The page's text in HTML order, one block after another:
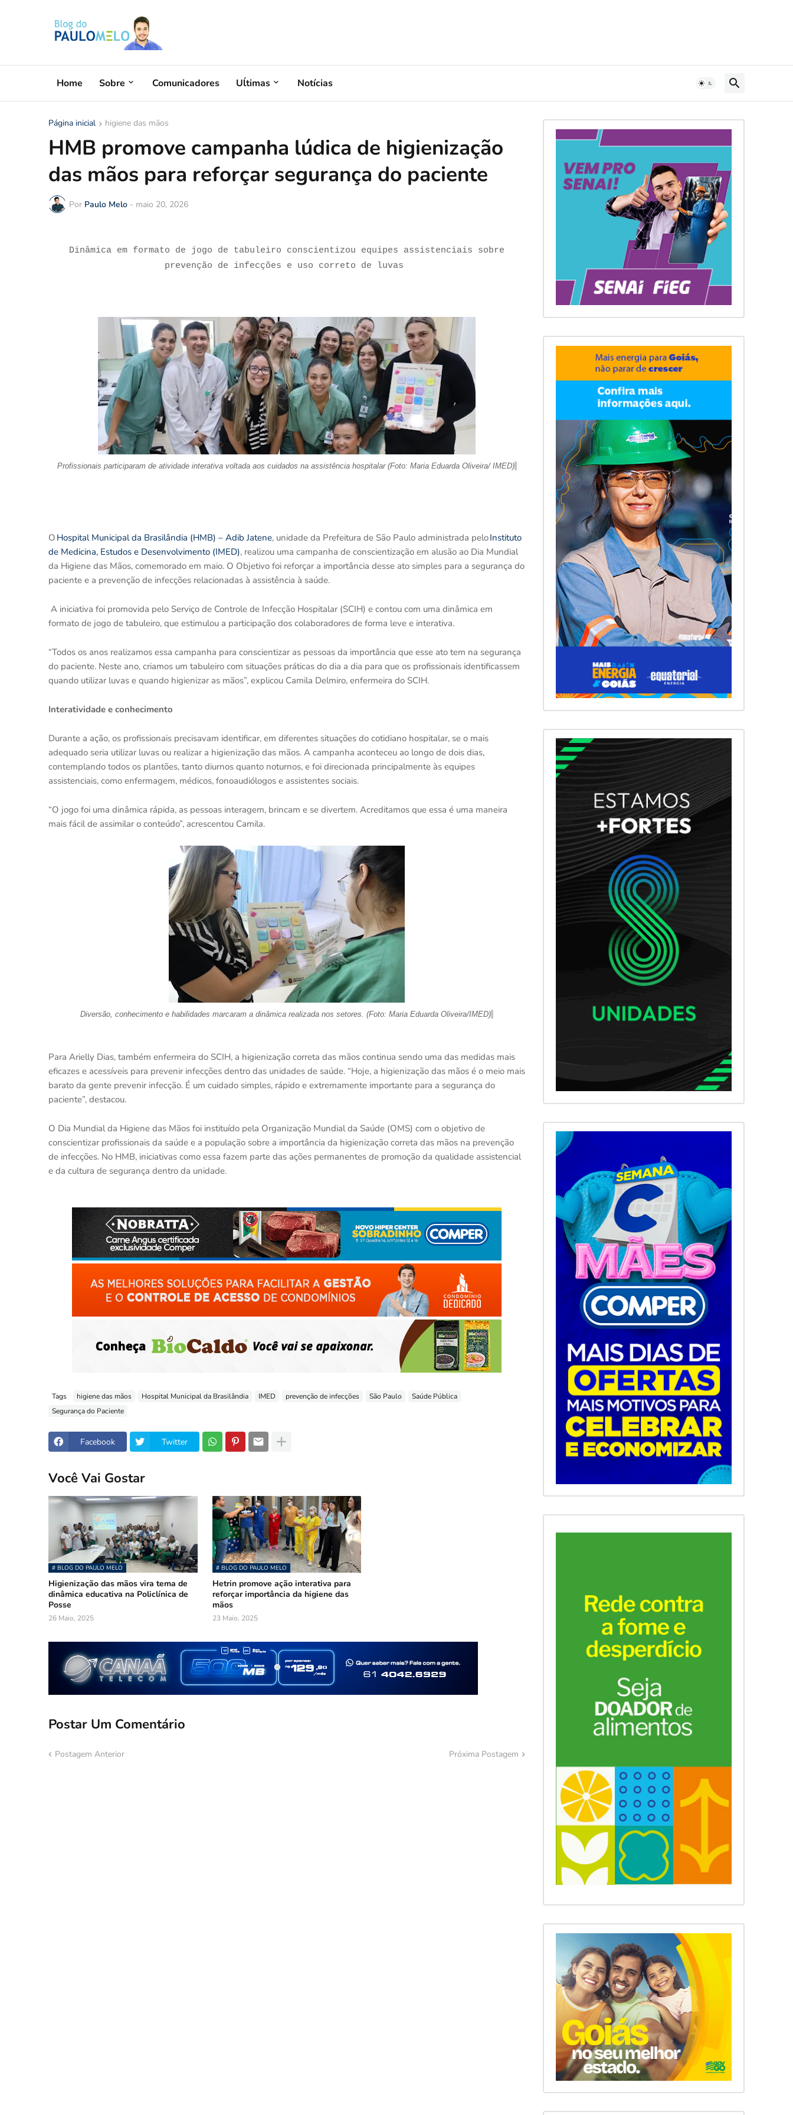
Home Sobre Comunicadores Uĺtimas Notícias
Página inicial higiene das mãos
HMB promove campanha lúdica de higienização
das mãos para reforçar segurança do paciente
Por Paulo Melo - maio 20, 2026
Dinâmica em formato de jogo de tabuleiro conscientizou equipes assistenciais sobre
prevenção de infecções e uso correto de luvas
Profissionais participaram de atividade interativa voltada aos cuidados na assistência hospitalar(Foto: Maria Eduarda Oliveira/ IMED)
O Hospital Municipal da Brasilândia (HMB) – Adib Jatene, unidade da Prefeitura de São Paulo administrada peloInstituto
de Medicina, Estudos e Desenvolvimento (IMED), realizou uma campanha de conscientização em alusão ao Dia Mundial
da Higiene das Mãos, comemorado em maio. O Objetivo foi reforçar a importância desse ato simples para a segurança do
paciente e a prevenção de infecções relacionadas à assistência à saúde.
A iniciativa foi promovida pelo Serviço de Controle de Infecção Hospitalar (SCIH) e contou com uma dinâmica em
formato de jogo de tabuleiro, que estimulou a participação dos colaboradores de forma leve e interativa.
“Todos os anos realizamos essa campanha para conscientizar as pessoas da importância que esse ato tem na segurança
do paciente. Neste ano, criamos um tabuleiro com situações práticas do dia a dia para que os profissionais identificassem
quando utilizar luvas e quando higienizar as mãos”, explicou Camila Delmiro, enfermeira do SCIH.
Interatividade e conhecimento
Durante a ação, os profissionais precisavam identificar, em diferentes situações do cotidiano hospitalar, se o mais
adequado seria utilizar luvas ou realizar a higienização das mãos. A campanha aconteceu ao longo de dois dias,
contemplando todos os plantões, tanto diurnos quanto noturnos, e foi direcionada principalmente às equipes
assistenciais, como enfermagem, médicos, fonoaudiólogos e assistentes sociais.
“O jogo foi uma dinâmica rápida, as pessoas interagem, brincam e se divertem. Acreditamos que essa é uma maneira
mais fácil de assimilar o conteúdo”, acrescentou Camila.
Diversão, conhecimento e habilidades marcaram a dinâmica realizada nos setores. (Foto: Maria Eduarda Oliveira/IMED)
Para Arielly Dias, também enfermeira do SCIH, a higienização correta das mãos continua sendo uma das medidas mais
eficazes e acessíveis para prevenir infecções dentro das unidades de saúde. “Hoje, a higienização das mãos é o meio mais
barato da gente prevenir infecção. É um cuidado simples, rápido e extremamente importante para a segurança do
paciente”, destacou.
O Dia Mundial da Higiene das Mãos foi instituído pela Organização Mundial da Saúde (OMS) com o objetivo de
conscientizar profissionais da saúde e a população sobre a importância da higienização correta das mãos na prevenção
de infecções. No HMB, iniciativas como essa fazem parte das ações permanentes de promoção da qualidade assistencial
e da cultura de segurança dentro da unidade.
Tags higiene das mãos Hospital Municipal da Brasilândia IMED prevenção de infecções São Paulo
Saúde Pública
Segurança do Paciente
Facebook Twitter
Você Vai Gostar
# BLOG DO PAULO MELO
Higienização das mãos vira tema de
dinâmica educativa na Policlínica de
Posse
26 Maio, 2025
# BLOG DO PAULO MELO
Hetrin promove ação interativa para
reforçar importância da higiene das
mãos
23 Maio, 2025
Postar Um Comentário
Postagem Anterior Próxima Postagem